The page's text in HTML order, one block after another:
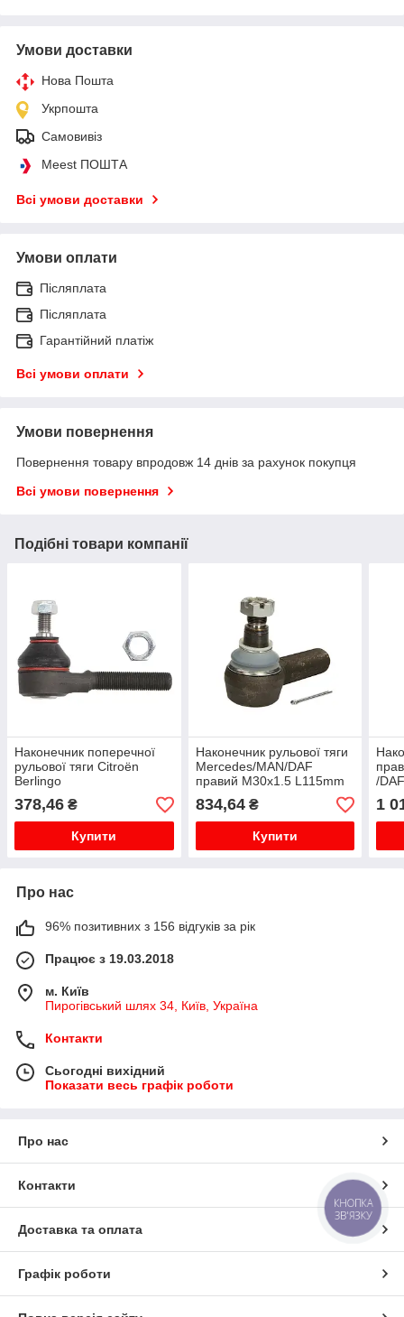
Умови доставки
Нова Пошта
Укрпошта
Самовивіз
Meest ПОШТА
Всі умови доставки
Умови оплати
Післяплата
Післяплата
Гарантійний платіж
Всі умови оплати
Умови повернення
Повернення товару впродовж 14 днів за рахунок покупця
Всі умови повернення
Подібні товари компанії
Наконечник поперечної
рульової тяги Citroën
Berlingo
378,46 ₴
Купити
Наконечник рульової тяги
Mercedes/MAN/DAF
правий M30x1.5 L115mm
834,64₴
Купити
/
1
Про нас
96% позитивних з 156 відгуків за рік
Працює з 19.03.2018
м. Київ
Пирогівський шлях 34, Київ, Україна
Контакти
Сьогодні вихідний
Показати весь графік роботи
Про нас
Контакти
Доставка та оплата
Графік роботи
КНОПКА
ЗВ'ЯЗКУ